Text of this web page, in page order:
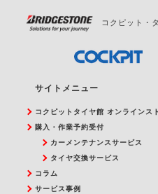
コクピット・
サイトメニュー
コクピットタイヤ館 オンラインス
購入・作業予約受付
カーメンテナンスサービス
タイヤ交換サービス
コラム
サービス事例